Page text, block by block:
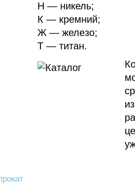
Н — никель;
К — кремний;
Ж — железо;
Т — титан.